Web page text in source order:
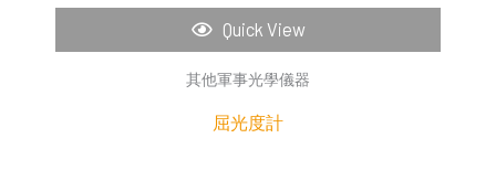
Quick View
其他軍事光學儀器
屈光度計